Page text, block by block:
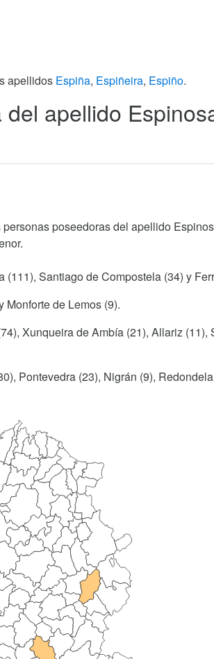
apellidos Espiña, Espiñeira, Espiño.
apellido
poseedoras del apellido
(111), Santiago de Compostela (34) y
Monforte de Lemos (9).
Xunqueira de Ambía (21), Allariz
Pontevedra (23), Nigrán (9),